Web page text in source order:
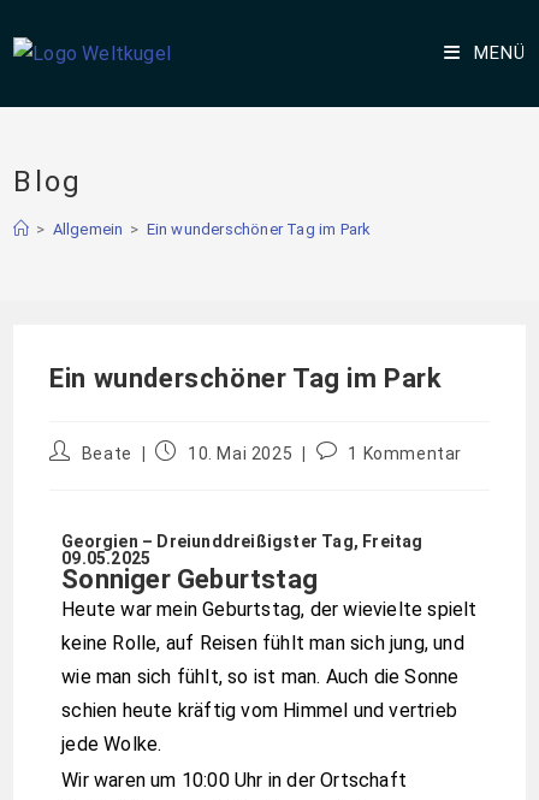
MENÜ
Blog
> Allgemein > Ein wunderschöner Tag im Park
Ein wunderschöner Tag im Park
Beate 10. Mai 2025 1 Kommentar
Georgien – Dreiunddreißigster Tag, Freitag
09.05.2025
Sonniger Geburtstag
Heute war mein Geburtstag, der wievielte spielt
keine Rolle, auf Reisen fühlt man sich jung, und
wie man sich fühlt, so ist man. Auch die Sonne
schien heute kräftig vom Himmel und vertrieb
jede Wolke.
Wir waren um 10:00 Uhr in der Ortschaft